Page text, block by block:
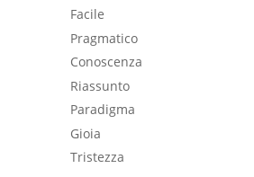
Facile
Pragmatico
Conoscenza
Riassunto
Paradigma
Gioia
Tristezza